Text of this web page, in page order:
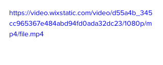
https://video.wixstatic.com/video/d55a4b_345
cc965367e484abd94fd0ada32dc23/1080p/m
p4/file.mp4